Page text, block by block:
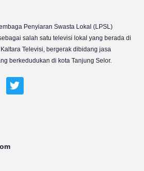
Penyiaran Swasta Lokal (LPSL)
salah satu televisi lokal yang berada di
Televisi, bergerak dibidang jasa
berkedudukan di kota Tanjung Selor.
T
w